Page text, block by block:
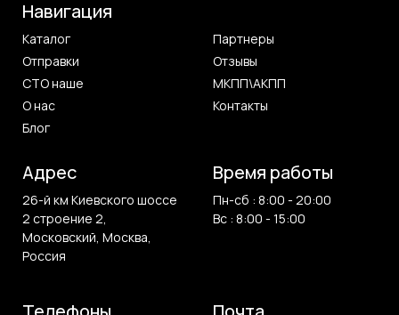
Навигация
Каталог
Партнеры
Отправки
Отзывы
СТО наше
МКПП\АКПП
О нас
Контакты
Блог
Адрес
26-й км Киевского шоссе
2 строение 2,
Московский, Москва,
Россия
Время работы
Пн-сб : 8:00 - 20:00
Вс : 8:00 - 15:00